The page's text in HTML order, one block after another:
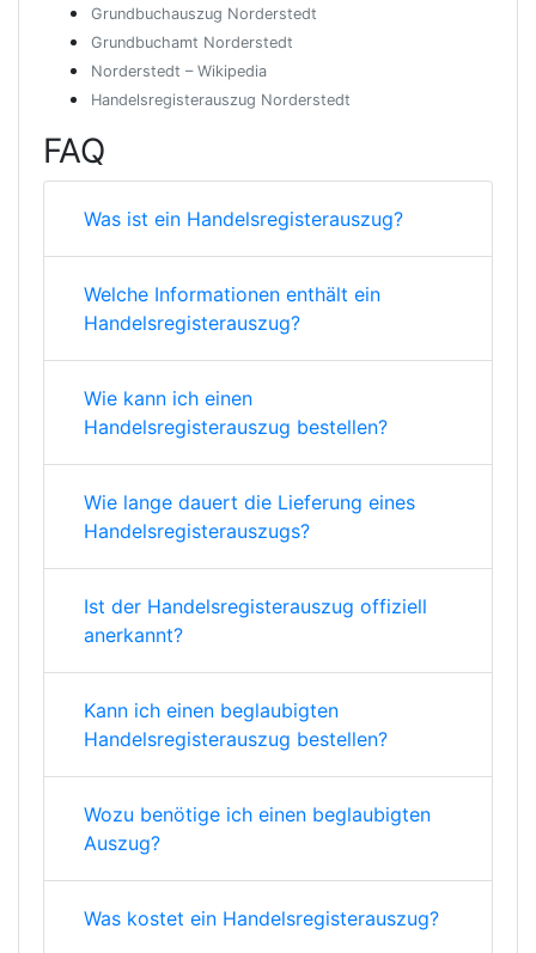
Grundbuchauszug Norderstedt
Grundbuchamt Norderstedt
Norderstedt – Wikipedia
Handelsregisterauszug Norderstedt
FAQ
Was ist ein Handelsregisterauszug?
Welche Informationen enthält ein
Handelsregisterauszug?
Wie kann ich einen
Handelsregisterauszug bestellen?
Wie lange dauert die Lieferung eines
Handelsregisterauszugs?
Ist der Handelsregisterauszug offiziell
anerkannt?
Kann ich einen beglaubigten
Handelsregisterauszug bestellen?
Wozu benötige ich einen beglaubigten
Auszug?
Was kostet ein Handelsregisterauszug?